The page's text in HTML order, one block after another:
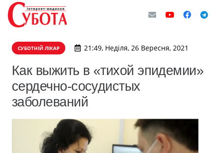
СУБОТНІЙ ЛІКАР 21:49, Неділя, 26 Вересня, 2021
Как выжить в «тихой эпидемии»
сердечно-сосудистых
заболеваний